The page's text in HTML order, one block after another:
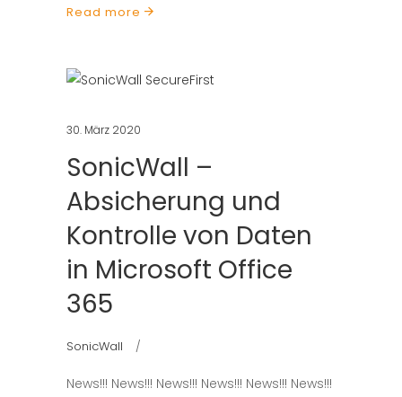
Read more
30. März 2020
SonicWall –
Absicherung und
Kontrolle von Daten
in Microsoft Office
365
SonicWall
News!!! News!!! News!!! News!!! News!!! News!!!